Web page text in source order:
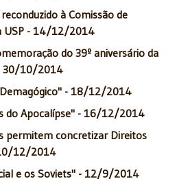
à Comissão de
USP - 14/12/2014
do 39º aniversário da
30/10/2014
- 18/12/2014
do Apocalípse" - 16/12/2014
permitem concretizar Direitos
12/2014
e os Soviets" - 12/9/2014